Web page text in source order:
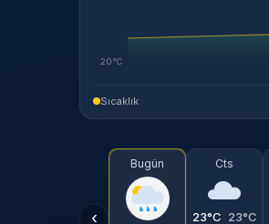
20°C
Sıcaklık
‹
Bugün Cts
23°C 23°C